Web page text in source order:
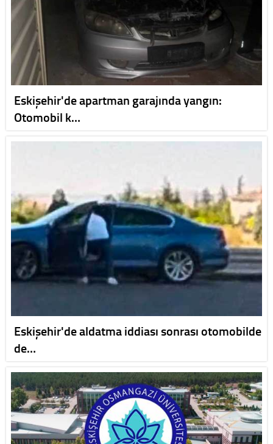
Eskişehir'de apartman garajında yangın:
Otomobil k…
Eskişehir'de aldatma iddiası sonrası otomobilde
de…